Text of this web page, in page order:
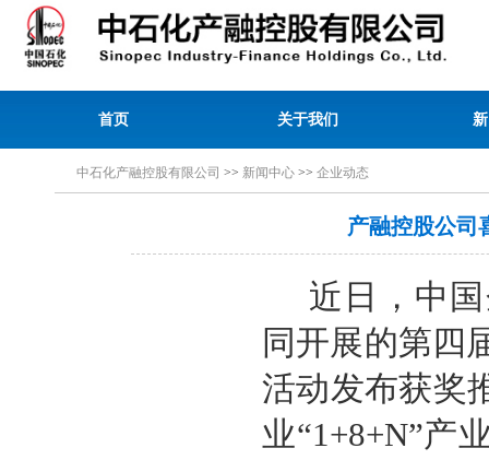
首页 关于我们
中石化产融控股有限公司 >> 新闻中心 >> 企业动态
产融控股公司
近日，中
同开展的第四
活动发布获奖
业“1+8+N”产